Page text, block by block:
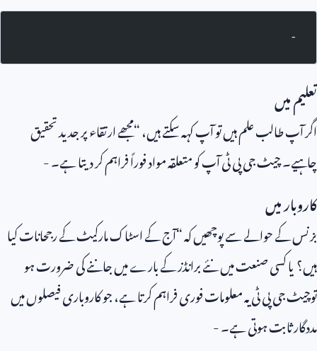
-
تعلیم میں
اگر آپ طالب علم ہیں تو آپ کہہ سکتے ہیں، “مجھے ارتقاء پر جدید تحقیق
چاہیے۔ چیٹ جی پی ٹی آپ کو متعلقہ مواد فوراً فراہم کر دیتا ہے۔ -
کاروبار میں
بزنس کے حوالے سے پوچھیں کہ “آج کے اسٹاک مارکیٹ کے رجحانات کیا
ہیں؟ یا کسی صنعت میں نئے برانڈز کے بارے میں جاننے کی ضرورت ہو
توچیٹ جی پی ٹی یہ معلومات فوری فراہم کرتا ہے، جو کاروباری فیصلوں میں
مددگار ثابت ہوتی ہے۔ -